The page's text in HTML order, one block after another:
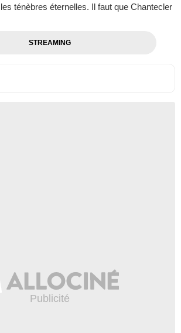
ténèbres éternelles. Il faut que Chantecler
STREAMING